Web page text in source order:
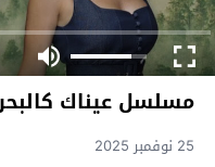
مسلسل عيناك كالبحر
25 نوفمبر 2025